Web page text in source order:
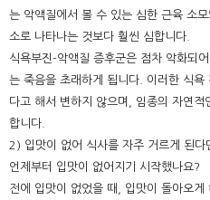
는 악액질에서 볼 수 있는 심한 근육 소
소로 나타나는 것보다 훨씬 심합니다.
식욕부진-악액질 증후군은 점차 악화되
는 죽음을 초래하게 됩니다. 이러한 식
다고 해서 변하지 않으며, 임종의 자연
합니다.
2) 입맛이 없어 식사를 자주 거르게 된다
언제부터 입맛이 없어지기 시작했나요?
전에 입맛이 없었을 때, 입맛이 돌아오